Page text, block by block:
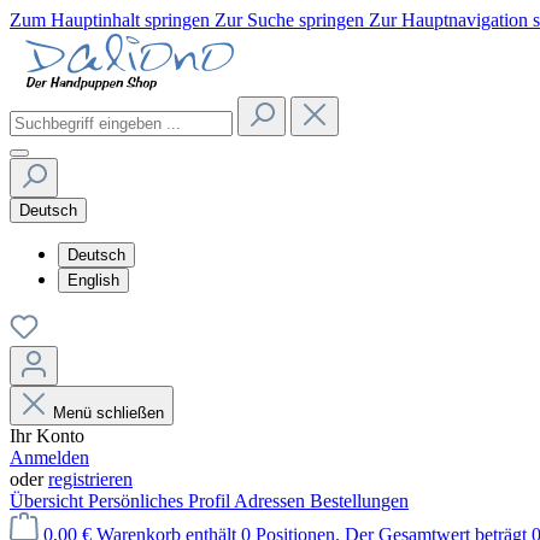
Zum Hauptinhalt springen Zur Suche springen Zur Hauptnavigation
Deutsch
Deutsch
English
Menü schließen
Ihr Konto
Anmelden
oderregistrieren
Übersicht Persönliches Profil Adressen Bestellungen
0,00 € Warenkorb enthält 0 Positionen. Der Gesamtwert beträgt